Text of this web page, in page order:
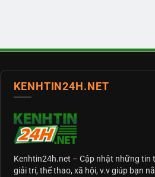
KENHTIN24H.NET
Kenhtin24h.net – Cập nhật những tin
giải trí, thể thao, xã hội, v.v giúp bạn